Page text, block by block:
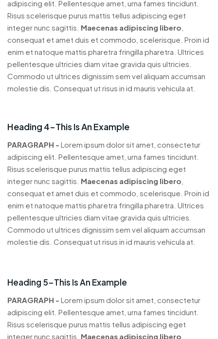
adipiscing elit. Pellentesque amet, urna fames tincidunt.
Risus scelerisque purus mattis tellus adipiscing eget
integer nunc sagittis. Maecenas adipiscing libero
consequat et amet duis et commodo, scelerisque. Proin id
enim et natoque mattis pharetra fringilla pharetra. Ultrices
pellentesque ultricies diam vitae gravida quis ultricies.
Commodo ut ultrices dignissim sem vel aliquam accumsan
molestie dis. Consequat ut risus in id mauris vehicula at.
Heading 4-This Is An Example
PARAGRAPH - Lorem ipsum dolor sit amet, consectetur
adipiscing elit. Pellentesque amet, urna fames tincidunt.
Risus scelerisque purus mattis tellus adipiscing eget
integer nunc sagittis. Maecenas adipiscing libero
consequat et amet duis et commodo, scelerisque. Proin id
enim et natoque mattis pharetra fringilla pharetra. Ultrices
pellentesque ultricies diam vitae gravida quis ultricies.
Commodo ut ultrices dignissim sem vel aliquam accumsan
molestie dis. Consequat ut risus in id mauris vehicula at.
Heading 5-This Is An Example
PARAGRAPH - Lorem ipsum dolor sit amet, consectetur
adipiscing elit. Pellentesque amet, urna fames tincidunt.
Risus scelerisque purus mattis tellus adipiscing eget
integer nunc sagittis. Maecenas adipiscing libero